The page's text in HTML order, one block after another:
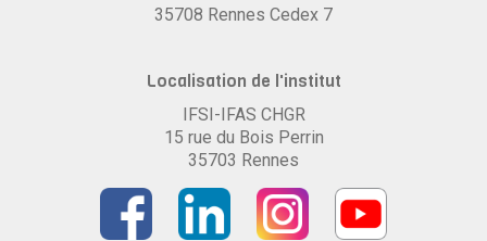
35708 Rennes Cedex 7
Localisation de l'institut
IFSI-IFAS CHGR
15 rue du Bois Perrin
35703 Rennes